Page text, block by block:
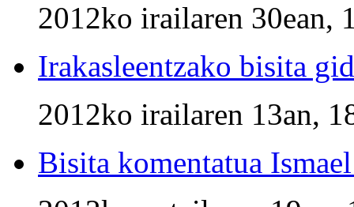
2012ko irailaren 30ean,
Irakasleentzako bisita
2012ko irailaren 13an,
Bisita komentatua